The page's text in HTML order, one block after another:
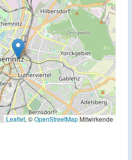
Leaflet, ©OpenStreetMapMitwirkende